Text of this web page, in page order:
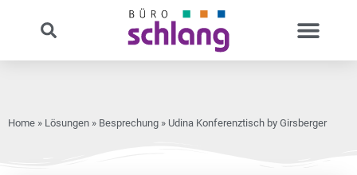
Home » Lösungen » Besprechung » Udina Konferenztisch by Girsberger